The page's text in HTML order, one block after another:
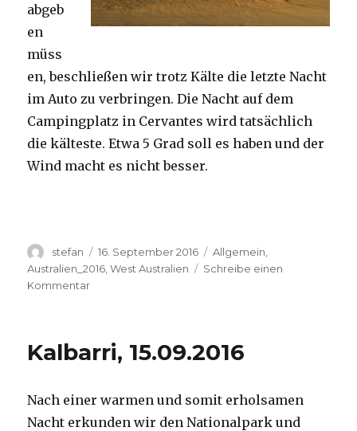
abgeb
en
müss
en, beschließen wir trotz Kälte die letzte Nacht
im Auto zu verbringen. Die Nacht auf dem
Campingplatz in Cervantes wird tatsächlich
die kälteste. Etwa 5 Grad soll es haben und der
Wind macht es nicht besser.
Autor
stefan
Veröffentlicht
am
16. September 2016 Kategorien
Allgemein
Australien_2016 ,West Australien
Schreibe einen
Kommentarzu
Kalbarri, 15.09.2016
Nach einer warmen und somit erholsamen
Nacht erkunden wir den Nationalpark und